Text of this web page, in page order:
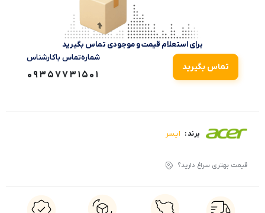
برای استعلام قیمت و موجودی تماس بگیرید
تماس بگیرید
شماره‌تماس‌ با‌کارشناس
09357731501
برند : ایسر
قیمت بهتری سراغ دارید؟